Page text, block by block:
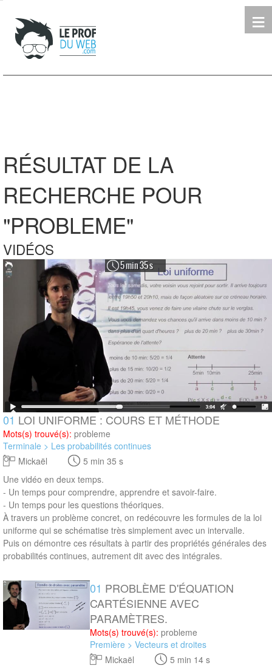
≡
RÉSULTAT DE LA
RECHERCHE POUR
"PROBLEME"
VIDÉOS
5 min 35 s
01 LOI UNIFORME : COURS ET MÉTHODE
Mots(s) trouvé(s): probleme
Terminale > Les probabilités continues
Mickaël
5 min 35 s
Une vidéo en deux temps.
- Un temps pour comprendre, apprendre et savoir-faire.
- Un temps pour les questions théoriques.
À travers un problème concret, on redécouvre les formules de la loi
uniforme qui se schématise très simplement avec un intervalle.
Puis on démontre ces résultats à partir des propriétés générales des
probabilités continues, autrement dit avec des intégrales.
5 min 14 s
01 PROBLÈME D'ÉQUATION
CARTÉSIENNE AVEC
PARAMÈTRES.
Mots(s) trouvé(s): probleme
Première > Vecteurs et droites
Mickaël
5 min 14 s